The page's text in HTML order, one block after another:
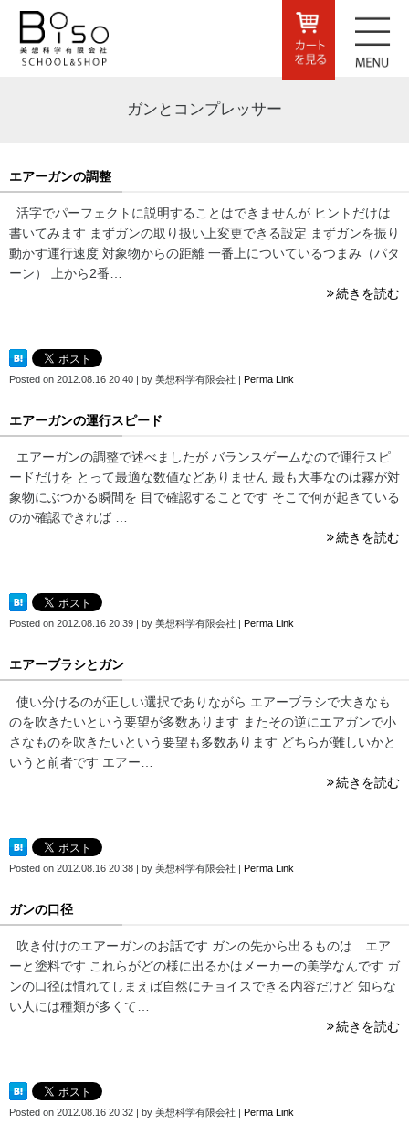
ガンとコンプレッサー
エアーガンの調整
活字でパーフェクトに説明することはできませんが ヒントだけは
書いてみます まずガンの取り扱い上変更できる設定 まずガンを振り
動かす運行速度 対象物からの距離 一番上についているつまみ（パタ
ーン） 上から2番…
続きを読む
Posted on 2012.08.16 20:40 | by 美想科学有限会社 | Perma Link
エアーガンの運行スピード
エアーガンの調整で述べましたが バランスゲームなので運行スピ
ードだけを とって最適な数値などありません 最も大事なのは霧が対
象物にぶつかる瞬間を 目で確認することです そこで何が起きている
のか確認できれば …
続きを読む
Posted on 2012.08.16 20:39 by 美想科学有限会社 Perma Link
エアーブラシとガン
使い分けるのが正しい選択でありながら エアーブラシで大きなも
のを吹きたいという要望が多数あります またその逆にエアガンで小
さなものを吹きたいという要望も多数あります どちらが難しいかと
いうと前者です エアー…
続きを読む
Posted on 2012.08.16 20:38 | by 美想科学有限会社 | Perma Link
ガンの口径
吹き付けのエアーガンのお話です ガンの先から出るものは エア
ーと塗料です これらがどの様に出るかはメーカーの美学なんです ガ
ンの口径は慣れてしまえば自然にチョイスできる内容だけど 知らな
い人には種類が多くて…
続きを読む
Posted on 2012.08.16 20:32 | by 美想科学有限会社 | Perma Link